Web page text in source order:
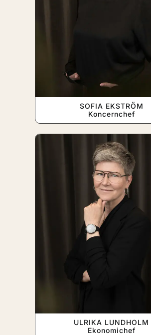
SOFIA EKSTRÖM
Koncernchef
ULRIKA LUNDHOLM
Ekonomichef